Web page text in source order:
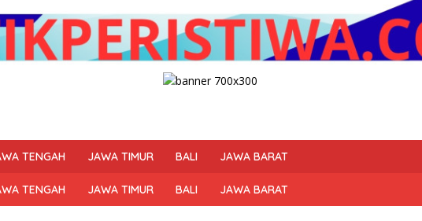
TENGAH JAWA TIMUR BALI JAWA BARAT
TENGAH JAWA TIMUR BALI JAWA BARAT